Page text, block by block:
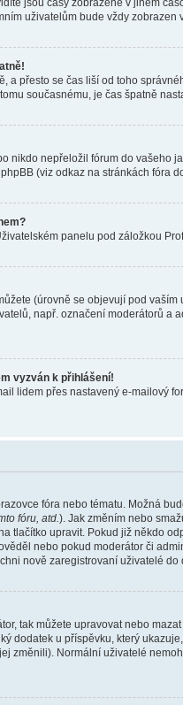
jsou časy zobrazené v jiném
uživatelům bude vždy zobrazen
a přesto se čas liší od toho
současnému, je čas špatně
nikdo nepřeložil fórum do vašeho
(viz odkaz na stránkách fóra
panelu pod záložkou
(úrovně se objevují pod
např. označení moderátorů a
vyzván k přihlášení!
lidem přes nastavený e-mailový
fóra nebo tématu. Možná
fóru, atd.). Jak změním nebo
tlačítko upravit. Pokud již někdo
nebo pokud moderátor či
nově zaregistrovaní uživatelé
tak můžete upravovat nebo
dodatek u příspěvku, který
změnili). Normální uživatelé